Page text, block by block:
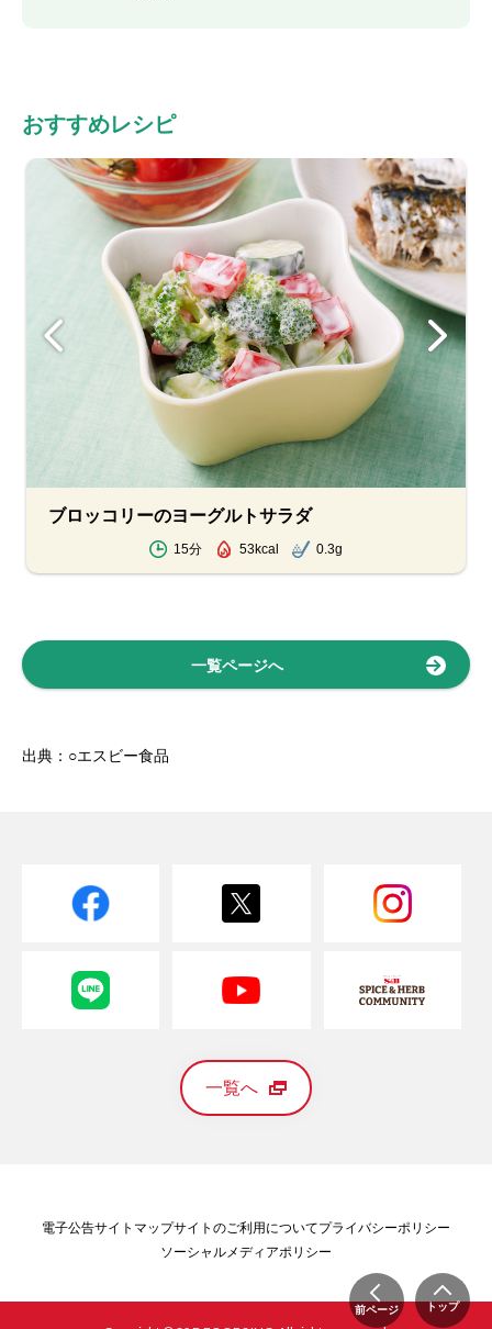
おすすめレシピ
ブロッコリーのヨーグルトサラダ
15分 53kcal 0.3g
一覧ページへ
出典：○エスビー食品
前ページ トップ
一覧へ
電子公告サイトマップサイトのご利用についてプライバシーポリシー
ソーシャルメディアポリシー